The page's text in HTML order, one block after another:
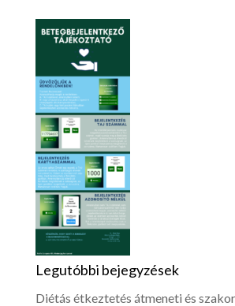
Legutóbbi bejegyzések
Diétás étkeztetés átmeneti és